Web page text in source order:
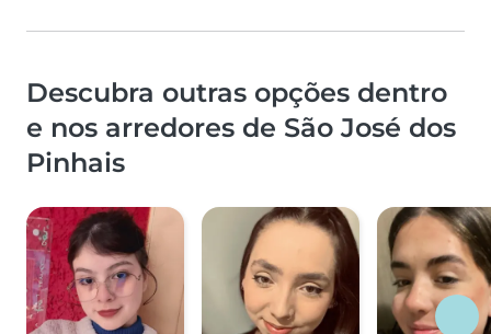
Descubra outras opções dentro
e nos arredores de São José dos
Pinhais